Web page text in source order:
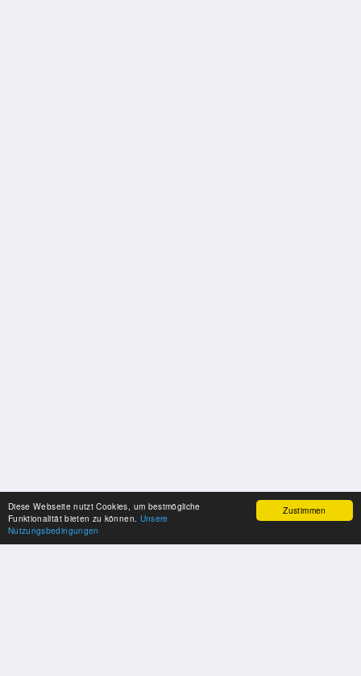
Zustimmen
Diese Webseite nutzt Cookies, um bestmögliche
Funktionalität bieten zu können. Unsere
Nutzungsbedingungen